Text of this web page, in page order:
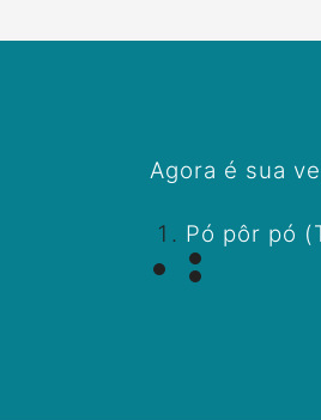
Agora é sua
Pó pôr pó